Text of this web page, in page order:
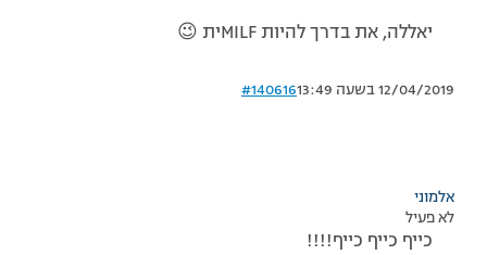
יאללה, את בדרך להיות MILFית 😉
12/04/2019 בשעה 13:49 #140616
אלמוני
לא פעיל
כייף כייף כייף!!!!